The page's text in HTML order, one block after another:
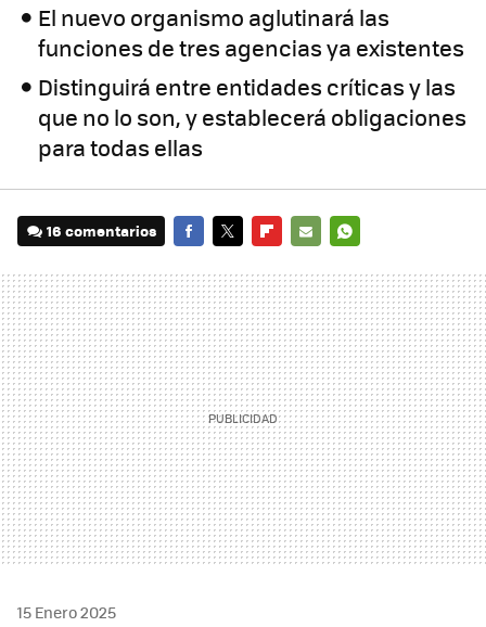
El nuevo organismo aglutinará las
funciones de tres agencias ya existentes
Distinguirá entre entidades críticas y las
que no lo son, y establecerá obligaciones
para todas ellas
16 comentarios
MAIL
15 Enero 2025